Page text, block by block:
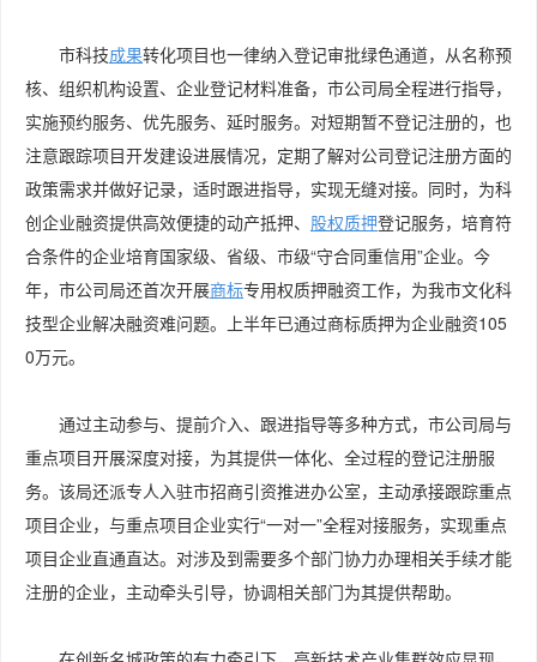
市科技成果转化项目也一律纳入登记审批绿色通道，从名称预
核、组织机构设置、企业登记材料准备，市公司局全程进行指导，
实施预约服务、优先服务、延时服务。对短期暂不登记注册的，也
注意跟踪项目开发建设进展情况，定期了解对公司登记注册方面的
政策需求并做好记录，适时跟进指导，实现无缝对接。同时，为科
创企业融资提供高效便捷的动产抵押、 股权质押登记服务，培育符
合条件的企业培育国家级、省级、市级“守合同重信用”企业。今
年，市公司局还首次开展商标专用权质押融资工作，为我市文化科
技型企业解决融资难问题。上半年已通过商标质押为企业融资105
0万元。
通过主动参与、提前介入、跟进指导等多种方式，市公司局与
重点项目开展深度对接，为其提供一体化、全过程的登记注册服
务。该局还派专人入驻市招商引资推进办公室，主动承接跟踪重点
项目企业，与重点项目企业实行“一对一”全程对接服务，实现重点
项目企业直通直达。对涉及到需要多个部门协力办理相关手续才能
注册的企业，主动牵头引导，协调相关部门为其提供帮助。